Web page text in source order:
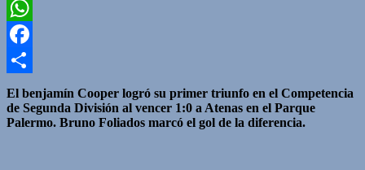
Twitter
WhatsApp
Facebook
Compartir
El benjamín Cooper logró su primer triunfo en el Competencia
de Segunda División al vencer 1:0 a Atenas en el Parque
Palermo. Bruno Foliados marcó el gol de la diferencia.